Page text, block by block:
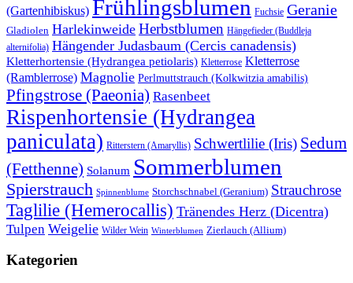
(Gartenhibiskus) Frühlingsblumen Fuchsie Geranie
Gladiolen Harlekinweide Herbstblumen Hängefieder (Buddleja
alternifolia) Hängender Judasbaum (Cercis canadensis)
Kletterhortensie (Hydrangea petiolaris) Kletterrose Kletterrose
(Ramblerrose) Magnolie Perlmuttstrauch (Kolkwitzia amabilis)
Pfingstrose (Paeonia) Rasenbeet
Rispenhortensie (Hydrangea
paniculata) Ritterstern (Amaryllis) Schwertlilie (Iris) Sedum
(Fetthenne) Solanum Sommerblumen
Spierstrauch Spinnenblume Storchschnabel (Geranium) Strauchrose
Taglilie (Hemerocallis) Tränendes Herz (Dicentra)
Tulpen Weigelie Wilder Wein Winterblumen Zierlauch (Allium)
Kategorien